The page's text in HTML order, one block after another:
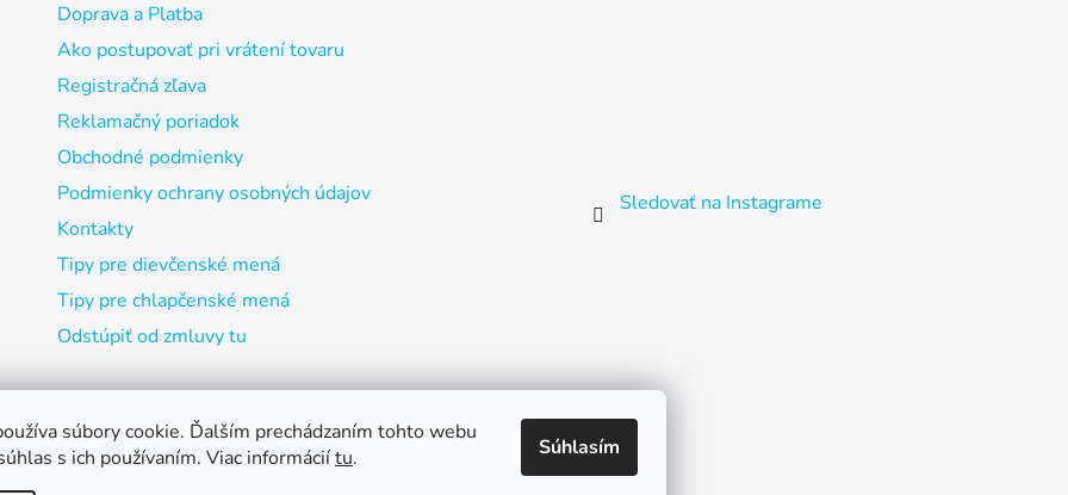
súbory cookie. Ďalším prechádzaním tohto webu
s ich používaním. Viac informáciítu. Súhlasím
Doprava a Platba
Ako postupovať pri vrátení tovaru
Registračná zľava
Reklamačný poriadok
Obchodné podmienky
Podmienky ochrany osobných údajov
Kontakty
Tipy pre dievčenské mená
Tipy pre chlapčenské mená
Odstúpiť od zmluvy tu
Sledovať na Instagrame